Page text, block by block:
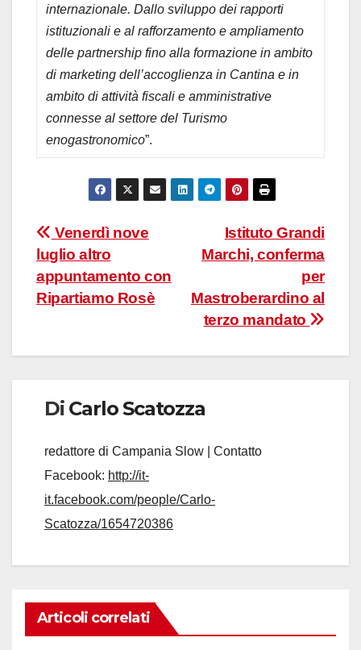
internazionale. Dallo sviluppo dei rapporti
istituzionali e al rafforzamento e ampliamento
delle partnership fino alla formazione in ambito
di marketing dell’accoglienza in Cantina e in
ambito di attività fiscali e amministrative
connesse al settore del Turismo
enogastronomico”.
Navigazione
articoli
Istituto Grandi
Marchi, conferma
per
Mastroberardino al
terzo mandato
Venerdì nove
luglio altro
appuntamento con
Ripartiamo Rosè
Di Carlo Scatozza
redattore di Campania Slow | Contatto
Facebook: http://it-
it.facebook.com/people/Carlo-
Scatozza/1654720386
Articoli correlati